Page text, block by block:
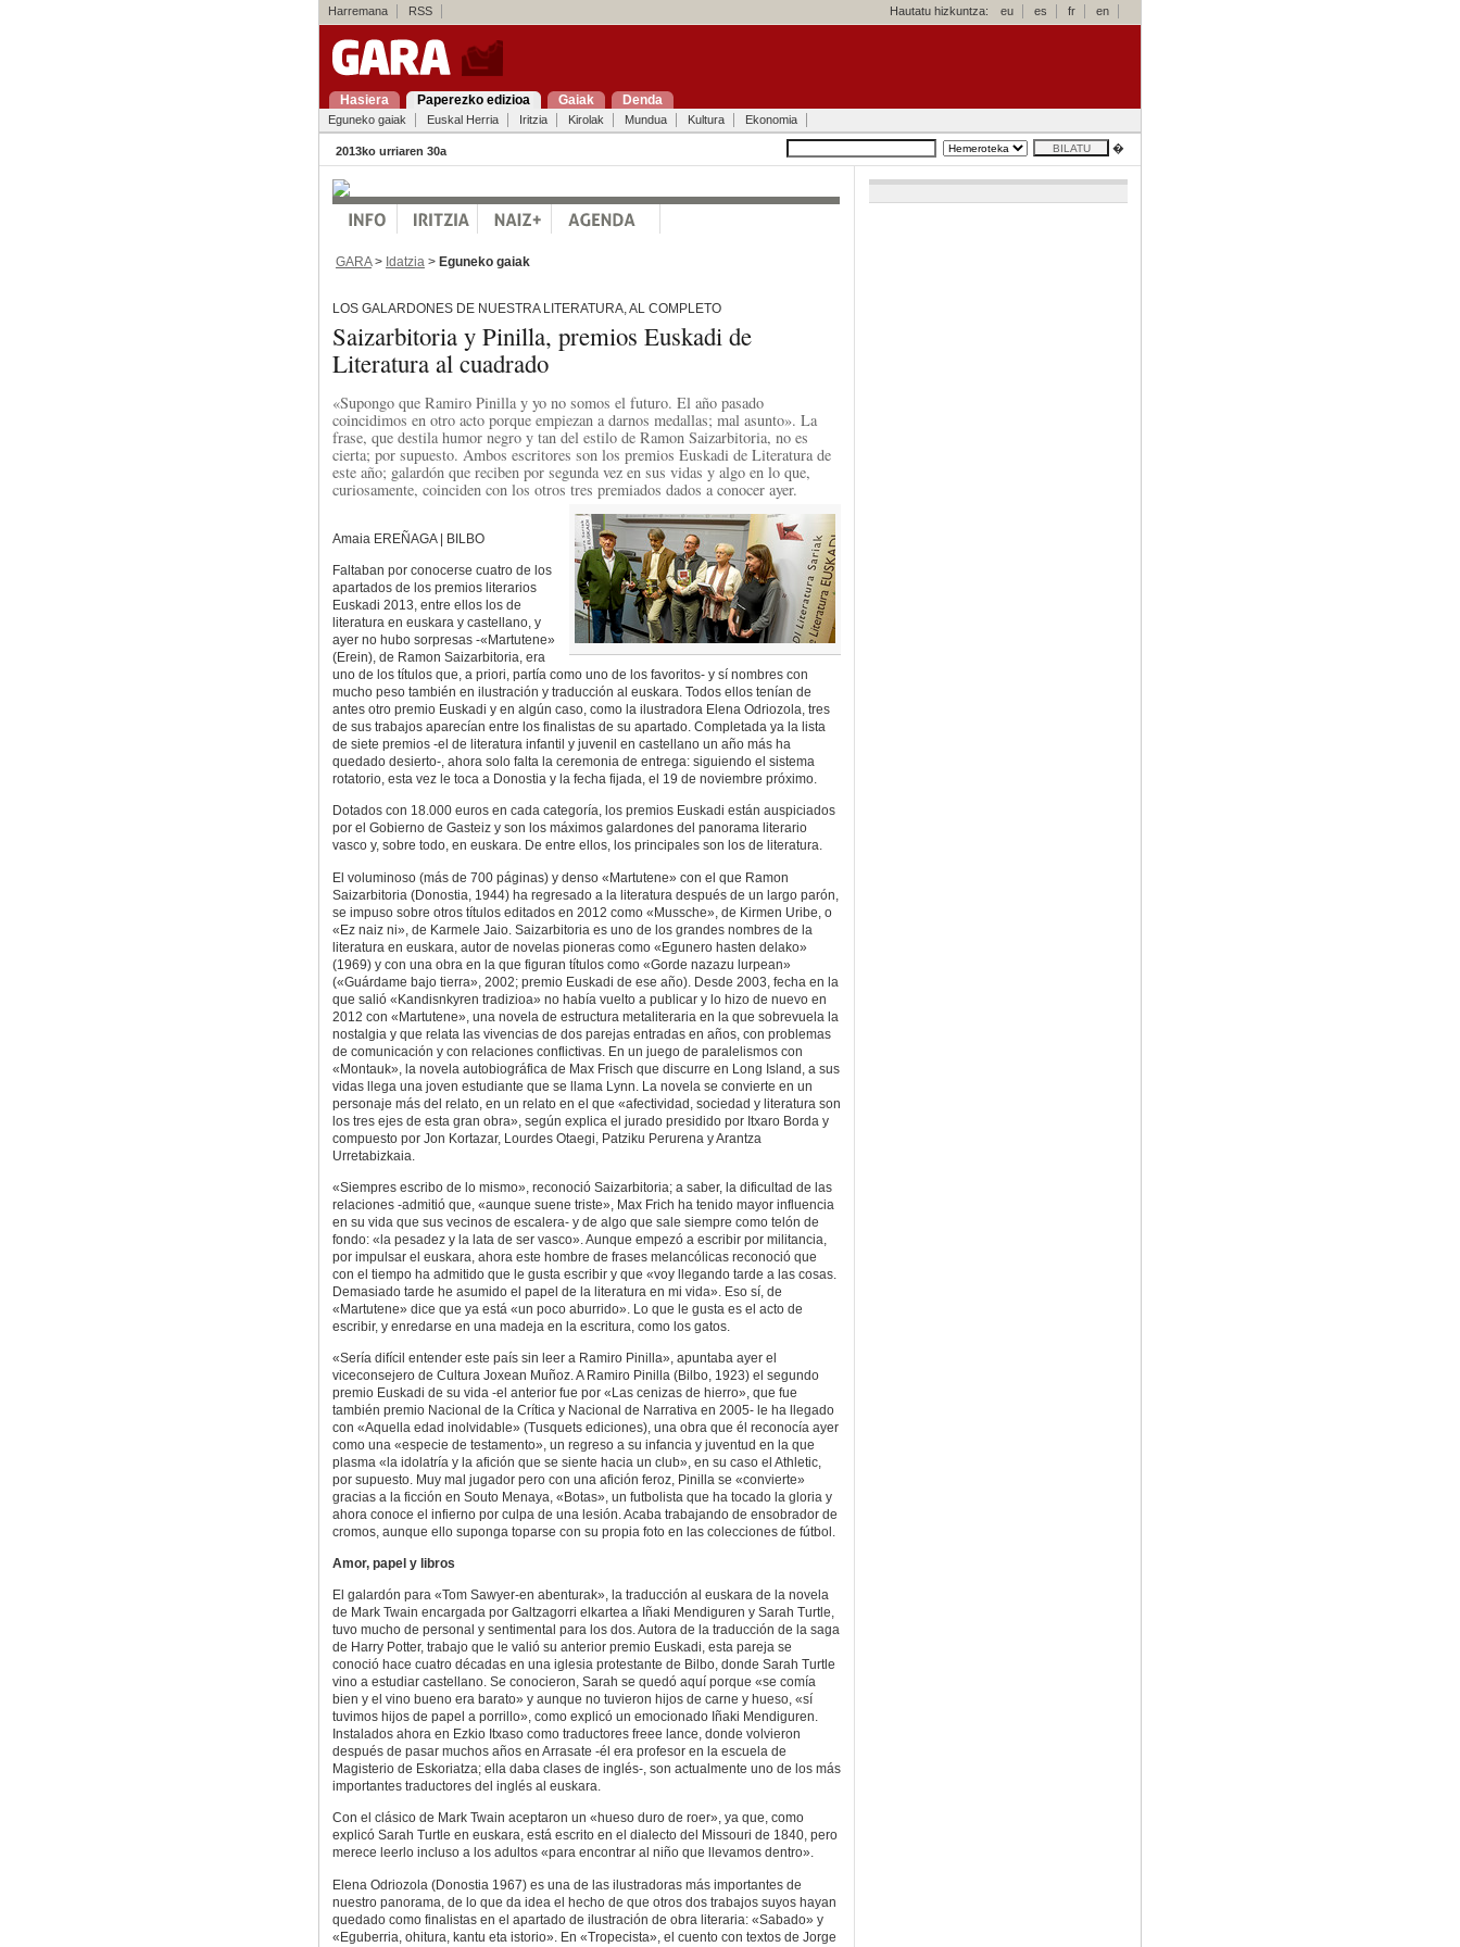
Harremana RSS Hautatu hizkuntza: eu es fr en
Hasiera Paperezko edizioa Gaiak Denda
Eguneko gaiak Euskal Herria Iritzia Kirolak Mundua Kultura Ekonomia
2013ko urriaren 30a �
GARA> Idatzia > Eguneko gaiak
LOS GALARDONES DE NUESTRA LITERATURA, AL COMPLETO
Saizarbitoria y Pinilla, premios Euskadi de
Literatura al cuadrado
«Supongo que Ramiro Pinilla y yo no somos el futuro. El año pasado
coincidimos en otro acto porque empiezan a darnos medallas; mal asunto». La
frase, que destila humor negro y tan del estilo de Ramon Saizarbitoria, no es
cierta; por supuesto. Ambos escritores son los premios Euskadi de Literatura de
este año; galardón que reciben por segunda vez en sus vidas y algo en lo que,
curiosamente, coinciden con los otros tres premiados dados a conocer ayer.
Amaia EREÑAGA | BILBO
Faltaban por conocerse cuatro de los
apartados de los premios literarios
Euskadi 2013, entre ellos los de
literatura en euskara y castellano, y
ayer no hubo sorpresas -«Martutene»
(Erein), de Ramon Saizarbitoria, era
uno de los títulos que, a priori, partía como uno de los favoritos- y sí nombres con
mucho peso también en ilustración y traducción al euskara. Todos ellos tenían de
antes otro premio Euskadi y en algún caso, como la ilustradora Elena Odriozola, tres
de sus trabajos aparecían entre los finalistas de su apartado. Completada ya la lista
de siete premios -el de literatura infantil y juvenil en castellano un año más ha
quedado desierto-, ahora solo falta la ceremonia de entrega: siguiendo el sistema
rotatorio, esta vez le toca a Donostia y la fecha fijada, el 19 de noviembre próximo.
Dotados con 18.000 euros en cada categoría, los premios Euskadi están auspiciados
por el Gobierno de Gasteiz y son los máximos galardones del panorama literario
vasco y, sobre todo, en euskara. De entre ellos, los principales son los de literatura.
El voluminoso (más de 700 páginas) y denso «Martutene» con el que Ramon
Saizarbitoria (Donostia, 1944) ha regresado a la literatura después de un largo parón,
se impuso sobre otros títulos editados en 2012 como «Mussche», de Kirmen Uribe, o
«Ez naiz ni», de Karmele Jaio. Saizarbitoria es uno de los grandes nombres de la
literatura en euskara, autor de novelas pioneras como «Egunero hasten delako»
(1969) y con una obra en la que figuran títulos como «Gorde nazazu lurpean»
(«Guárdame bajo tierra», 2002; premio Euskadi de ese año). Desde 2003, fecha en la
que salió «Kandisnkyren tradizioa» no había vuelto a publicar y lo hizo de nuevo en
2012 con «Martutene», una novela de estructura metaliteraria en la que sobrevuela la
nostalgia y que relata las vivencias de dos parejas entradas en años, con problemas
de comunicación y con relaciones conflictivas. En un juego de paralelismos con
«Montauk», la novela autobiográfica de Max Frisch que discurre en Long Island, a sus
vidas llega una joven estudiante que se llama Lynn. La novela se convierte en un
personaje más del relato, en un relato en el que «afectividad, sociedad y literatura son
los tres ejes de esta gran obra», según explica el jurado presidido por Itxaro Borda y
compuesto por Jon Kortazar, Lourdes Otaegi, Patziku Perurena y Arantza
Urretabizkaia.
«Siempres escribo de lo mismo», reconoció Saizarbitoria; a saber, la dificultad de las
relaciones -admitió que, «aunque suene triste», Max Frich ha tenido mayor influencia
en su vida que sus vecinos de escalera- y de algo que sale siempre como telón de
fondo: «la pesadez y la lata de ser vasco». Aunque empezó a escribir por militancia,
por impulsar el euskara, ahora este hombre de frases melancólicas reconoció que
con el tiempo ha admitido que le gusta escribir y que «voy llegando tarde a las cosas.
Demasiado tarde he asumido el papel de la literatura en mi vida». Eso sí, de
«Martutene» dice que ya está «un poco aburrido». Lo que le gusta es el acto de
escribir, y enredarse en una madeja en la escritura, como los gatos.
«Sería difícil entender este país sin leer a Ramiro Pinilla», apuntaba ayer el
viceconsejero de Cultura Joxean Muñoz. A Ramiro Pinilla (Bilbo, 1923) el segundo
premio Euskadi de su vida -el anterior fue por «Las cenizas de hierro», que fue
también premio Nacional de la Crítica y Nacional de Narrativa en 2005- le ha llegado
con «Aquella edad inolvidable» (Tusquets ediciones), una obra que él reconocía ayer
como una «especie de testamento», un regreso a su infancia y juventud en la que
plasma «la idolatría y la afición que se siente hacia un club», en su caso el Athletic,
por supuesto. Muy mal jugador pero con una afición feroz, Pinilla se «convierte»
gracias a la ficción en Souto Menaya, «Botas», un futbolista que ha tocado la gloria y
ahora conoce el infierno por culpa de una lesión. Acaba trabajando de ensobrador de
cromos, aunque ello suponga toparse con su propia foto en las colecciones de fútbol.
Amor, papel y libros
El galardón para «Tom Sawyer-en abenturak», la traducción al euskara de la novela
de Mark Twain encargada por Galtzagorri elkartea a Iñaki Mendiguren y Sarah Turtle,
tuvo mucho de personal y sentimental para los dos. Autora de la traducción de la saga
de Harry Potter, trabajo que le valió su anterior premio Euskadi, esta pareja se
conoció hace cuatro décadas en una iglesia protestante de Bilbo, donde Sarah Turtle
vino a estudiar castellano. Se conocieron, Sarah se quedó aquí porque «se comía
bien y el vino bueno era barato» y aunque no tuvieron hijos de carne y hueso, «sí
tuvimos hijos de papel a porrillo», como explicó un emocionado Iñaki Mendiguren.
Instalados ahora en Ezkio Itxaso como traductores freee lance, donde volvieron
después de pasar muchos años en Arrasate -él era profesor en la escuela de
Magisterio de Eskoriatza; ella daba clases de inglés-, son actualmente uno de los más
importantes traductores del inglés al euskara.
Con el clásico de Mark Twain aceptaron un «hueso duro de roer», ya que, como
explicó Sarah Turtle en euskara, está escrito en el dialecto del Missouri de 1840, pero
merece leerlo incluso a los adultos «para encontrar al niño que llevamos dentro».
Elena Odriozola (Donostia 1967) es una de las ilustradoras más importantes de
nuestro panorama, de lo que da idea el hecho de que otros dos trabajos suyos hayan
quedado como finalistas en el apartado de ilustración de obra literaria: «Sabado» y
«Eguberria, ohitura, kantu eta istorio». En «Tropecista», el cuento con textos de Jorge